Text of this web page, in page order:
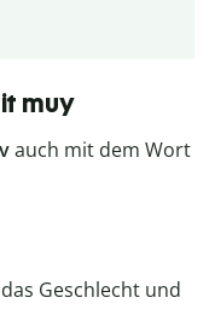
muy
auch mit dem Wort
Geschlecht und